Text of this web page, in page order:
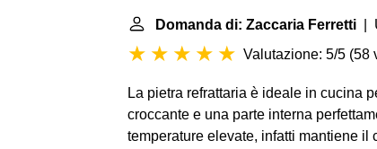
Domanda di: Zaccaria Ferretti |
Valutazione: 5/5 (58
La pietra refrattaria è ideale in cucina
croccante e una parte interna
temperature elevate, infatti mantiene il